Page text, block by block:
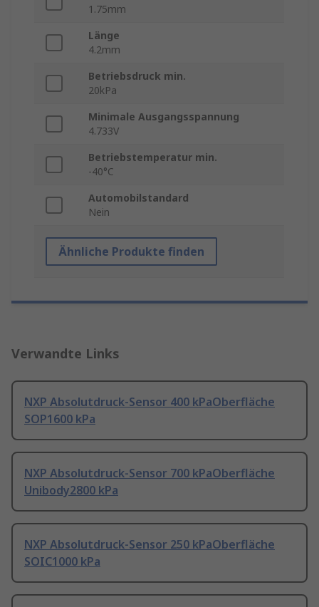
1.75mm
Länge
4.2mm
Betriebsdruck min.
20kPa
Minimale Ausgangsspannung
4.733V
Betriebstemperatur min.
-40°C
Automobilstandard
Nein
Ähnliche Produkte finden
Verwandte Links
NXP Absolutdruck-Sensor 400 kPaOberfläche
SOP1600 kPa
NXP Absolutdruck-Sensor 700 kPaOberfläche
Unibody2800 kPa
NXP Absolutdruck-Sensor 250 kPaOberfläche
SOIC1000 kPa